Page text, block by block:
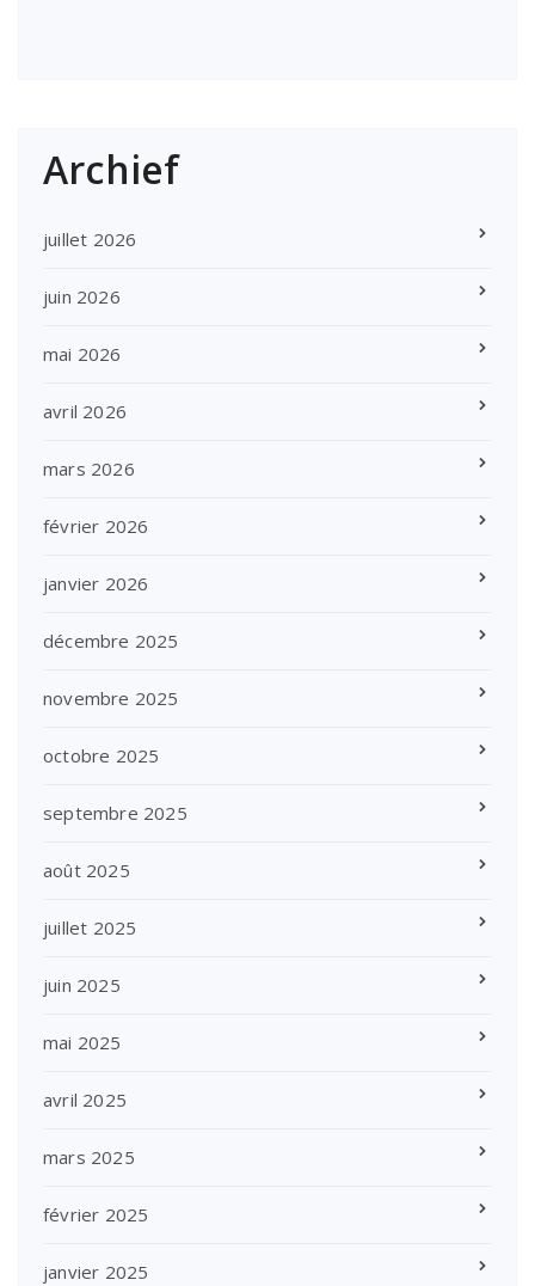
Archief
juillet 2026
juin 2026
mai 2026
avril 2026
mars 2026
février 2026
janvier 2026
décembre 2025
novembre 2025
octobre 2025
septembre 2025
août 2025
juillet 2025
juin 2025
mai 2025
avril 2025
mars 2025
février 2025
janvier 2025